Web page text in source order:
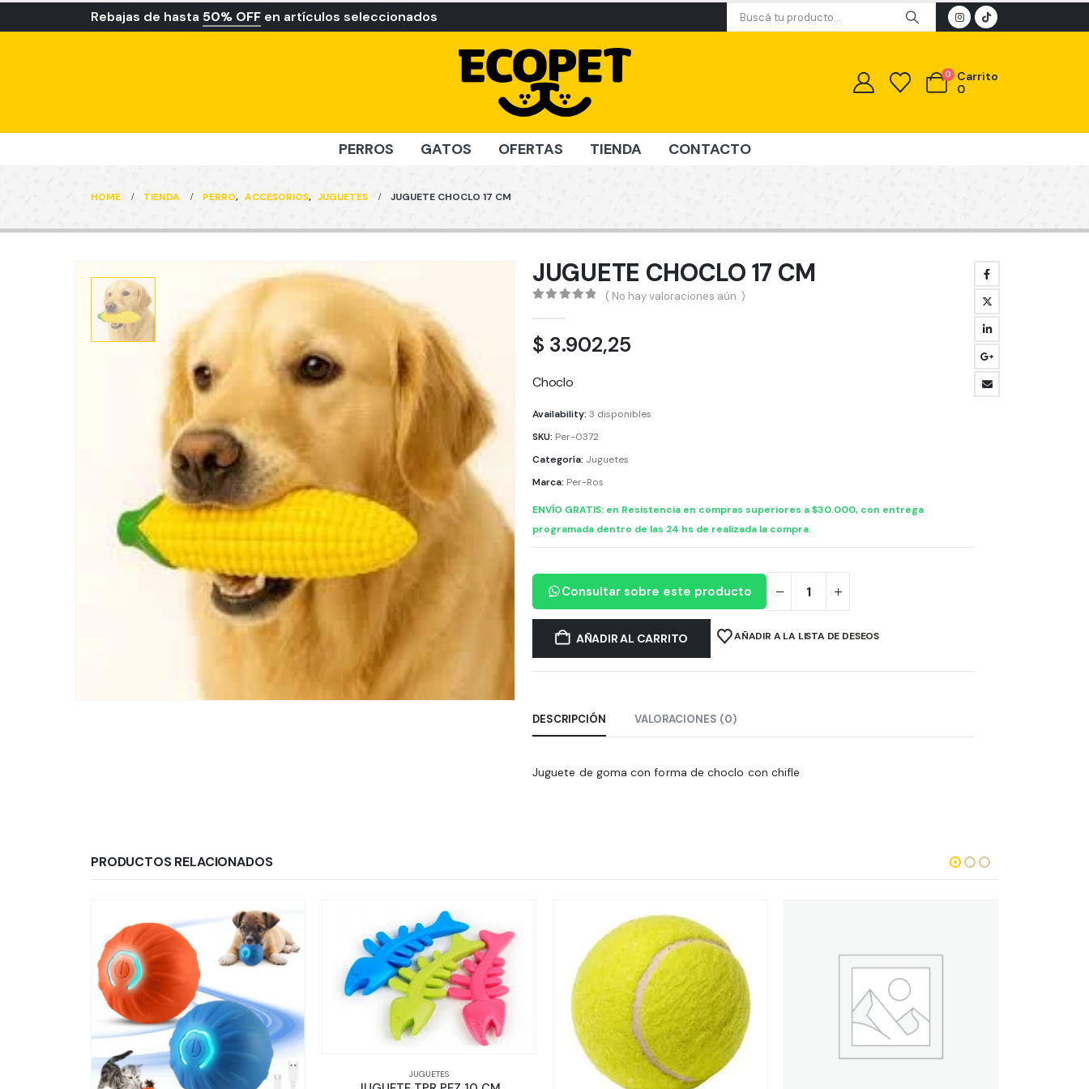
Rebajas de hasta 50% OFF en artículos seleccionados
0
Carrito
0
PERROS GATOS OFERTAS TIENDA CONTACTO
HOME TIENDA PERRO, ACCESORIOS, JUGUETES JUGUETE CHOCLO 17 CM
JUGUETE CHOCLO 17 CM
( No hay valoraciones aún. )
$ 3.902,25
Choclo
Availability: 3 disponibles
SKU: Per-0372
Categoría: Juguetes
Marca: Per-Ros
ENVÍO GRATIS: en Resistencia en compras superiores a $30.000, con entrega
programada dentro de las 24 hs de realizada la compra.
Consultar sobre este producto
AÑADIR AL CARRITO AÑADIR A LA LISTA DE DESEOS
DESCRIPCIÓN VALORACIONES (0)
Juguete de goma con forma de choclo con chifle
PRODUCTOS RELACIONADOS
JUGUETES